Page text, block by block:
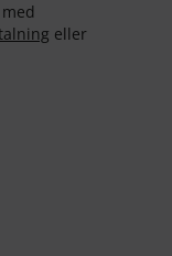
eller